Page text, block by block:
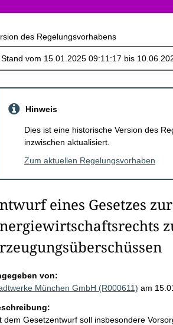
des Regelungsvorhabens
Hinweis
Dies ist eine historische Version des
inzwischen aktualisiert.
Zum aktuellen Regelungsvorhaben
eines Gesetzes
von:
München GmbH (R000611) am
dem Gesetzentwurf soll insbesondere